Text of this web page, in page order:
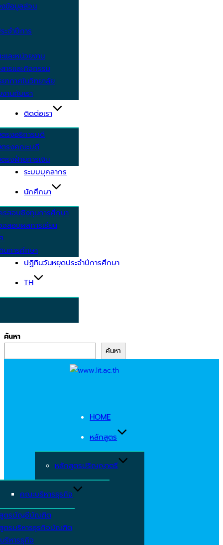
ข้อมูลส่วน
จำปีการ
ละหน่วยงาน
ารและกิจกรรม
ากาศในวิทยาลัย
านกับเรา
ติดต่อเรา
รงอธิการบดี
ตรงคณะบดี
รงฝ่ายการเงิน
ระบบบุคลากร
นักศึกษา
รสอบชิงทุนการศึกษา
สอบผลการเรียน
.
นการศึกษา
ปฏิทินวันหยุดประจำปีการศึกษา
TH
ค้นหา
ค้นหา
HOME
หลักสูตร
หลักสูตรปริญญาตรี
คณะบริหารธุรกิจ
ตรบัญชีบัณฑิต
ตรบริหารธุรกิจบัณฑิต
ริหารธุกิจ